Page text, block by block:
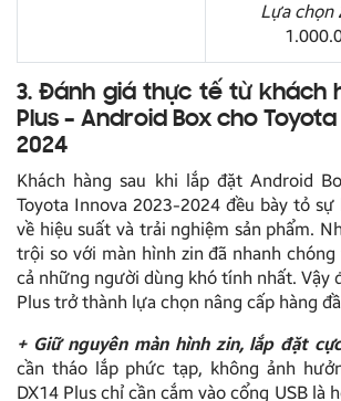
Lựa chọn
3. Đánh giá thực tế từ khách
Plus – Android Box cho
2024
Khách hàng sau khi lắp đặt Android
Toyota Innova 2023-2024 đều bày tỏ
về hiệu suất và trải nghiệm sản phẩm.
trội so với màn hình zin đã nhanh
cả những người dùng khó tính nhất. Vậy
Plus trở thành lựa chọn nâng cấp hàng
+ Giữ nguyên màn hình zin, lắp đặt
cần tháo lắp phức tạp, không ảnh
DX14 Plus chỉ cần cắm vào cổng USB là